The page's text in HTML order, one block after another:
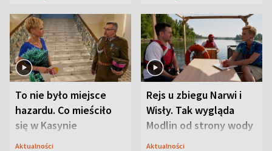
To nie było miejsce
hazardu. Co mieściło
się w Kasynie
Oficerskim?
Aktualności
Rejs u zbiegu Narwi i
Wisły. Tak wygląda
Modlin od strony wody
Aktualności